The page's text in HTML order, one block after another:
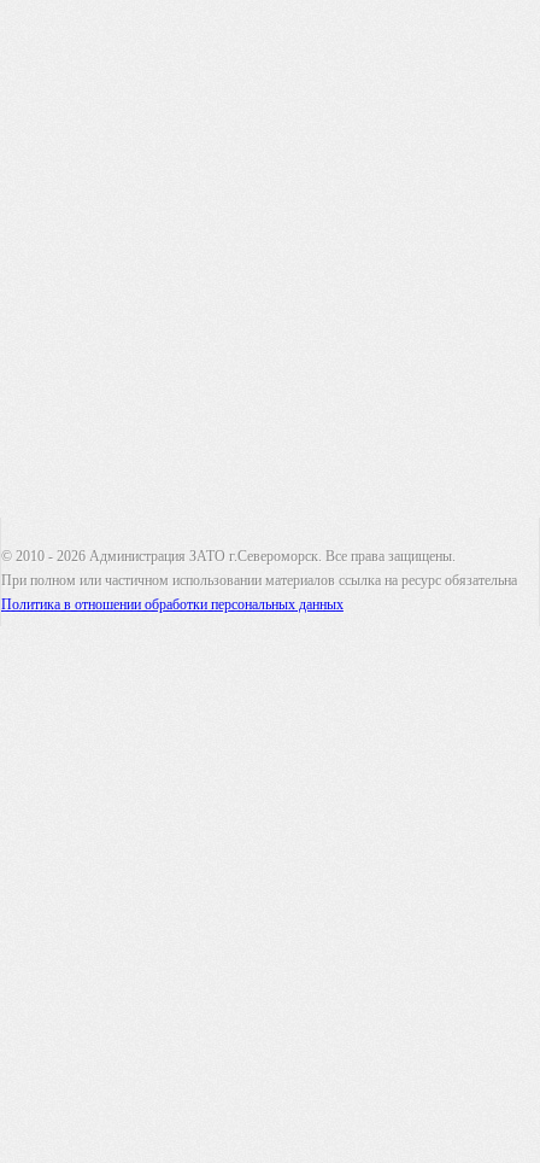
© 2010 - 2026 Администрация ЗАТО г.Североморск. Все права защищены.
При полном или частичном использовании материалов ссылка на ресурс обязательна
Политика в отношении обработки персональных данных